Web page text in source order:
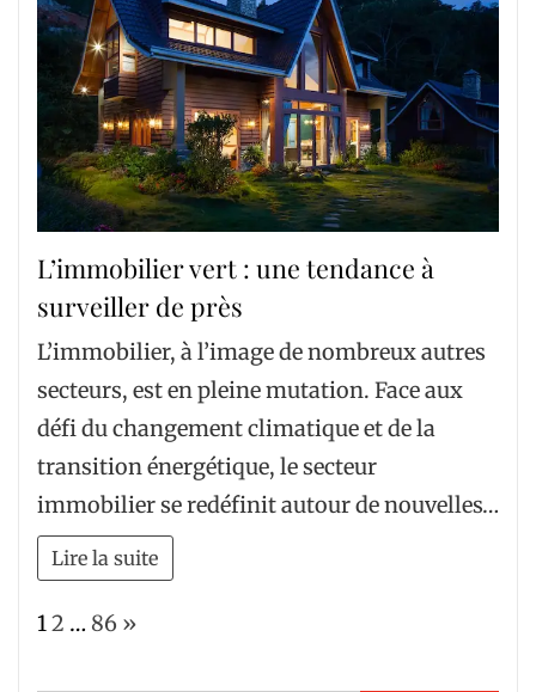
L’immobilier vert : une tendance à
surveiller de près
L’immobilier, à l’image de nombreux autres
secteurs, est en pleine mutation. Face aux
défi du changement climatique et de la
transition énergétique, le secteur
immobilier se redéfinit autour de nouvelles…
Lire la suite
Page:
12 … 86 Next
»